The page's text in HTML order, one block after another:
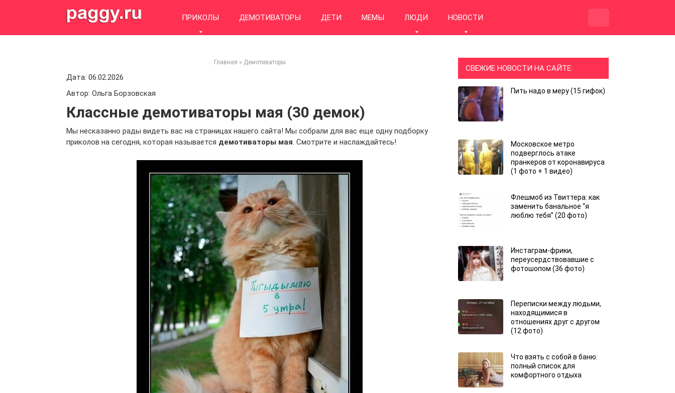
ПРИКОЛЫ ДЕМОТИВАТОРЫ ДЕТИ МЕМЫ ЛЮДИ НОВОСТИ
Главная » Демотиваторы
Дата: 06.02.2026
Автор: Ольга Борзовская
Классные демотиваторы мая (30 демок)
Мы несказанно рады видеть вас на страницах нашего сайта! Мы собрали для вас еще одну подборку
приколов на сегодня, которая называется демотиваторы мая. Смотрите и наслаждайтесь!
СВЕЖИЕ НОВОСТИ НА САЙТЕ:
Пить надо в меру (15 гифок)
Московское метро
подверглось атаке
пранкеров от коронавируса
(1 фото + 1 видео)
Флешмоб из Твиттера: как
заменить банальное “я
люблю тебя” (20 фото)
Инстаграм-фрики,
переусердствовавшие с
фотошопом (36 фото)
Переписки между людьми,
находящимися в
отношениях друг с другом
(12 фото)
Что взять с собой в баню:
полный список для
комфортного отдыха